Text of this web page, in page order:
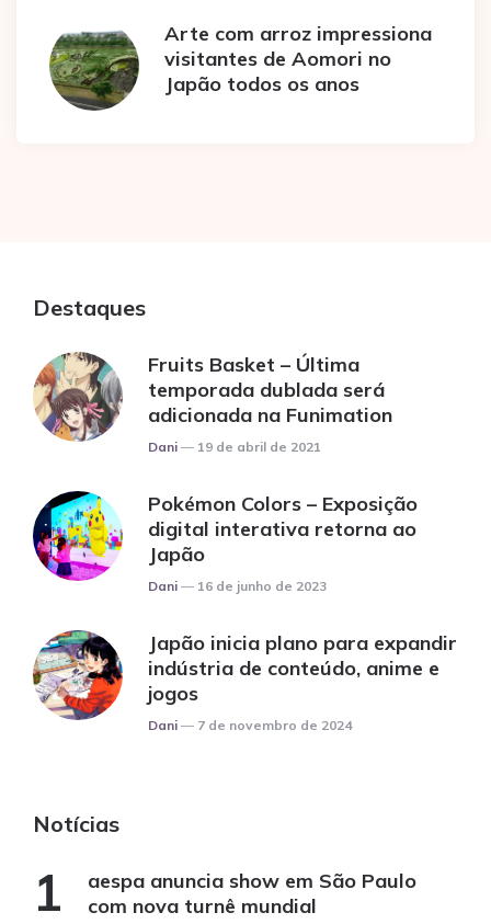
Arte com arroz impressiona
visitantes de Aomori no
Japão todos os anos
Destaques
Fruits Basket – Última
temporada dublada será
adicionada na Funimation
Posted
Dani 19 de abril de 2021
Pokémon Colors – Exposição
digital interativa retorna ao
Japão
Posted
Dani 16 de junho de 2023
Japão inicia plano para expandir
indústria de conteúdo, anime e
jogos
Posted
Dani 7 de novembro de 2024
Notícias
aespa anuncia show em São Paulo
com nova turnê mundial